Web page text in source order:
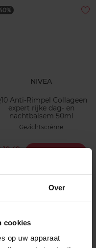
Over
cookies
op uw apparaat
NIVEA
Anti-Rimpel Collageen
expert rijke dag- en
nachtbalsem 50ml
Gezichtscrème
10,49